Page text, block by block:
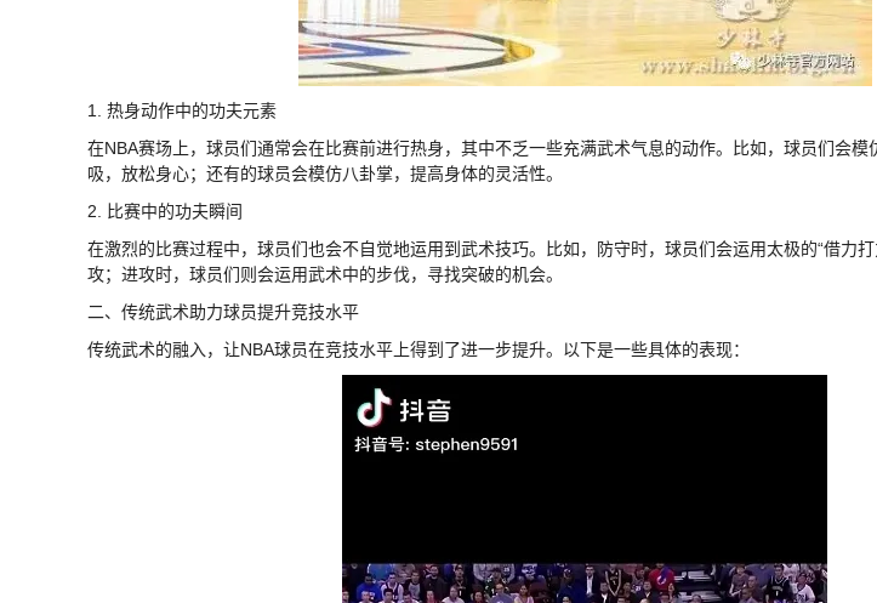
1. 热身动作中的功夫元素
在NBA赛场上，球员们通常会在比赛前进行热身，其中不乏一些充满武术气息的动作。比如，球员们会模
吸，放松身心；还有的球员会模仿八卦掌，提高身体的灵活性。
2. 比赛中的功夫瞬间
在激烈的比赛过程中，球员们也会不自觉地运用到武术技巧。比如，防守时，球员们会运用太极的“借力
攻；进攻时，球员们则会运用武术中的步伐，寻找突破的机会。
二、传统武术助力球员提升竞技水平
传统武术的融入，让NBA球员在竞技水平上得到了进一步提升。以下是一些具体的表现：